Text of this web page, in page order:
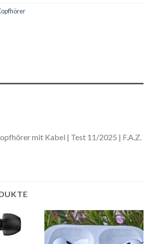
mit Kabel | Test 11/2025 | F.A.Z.